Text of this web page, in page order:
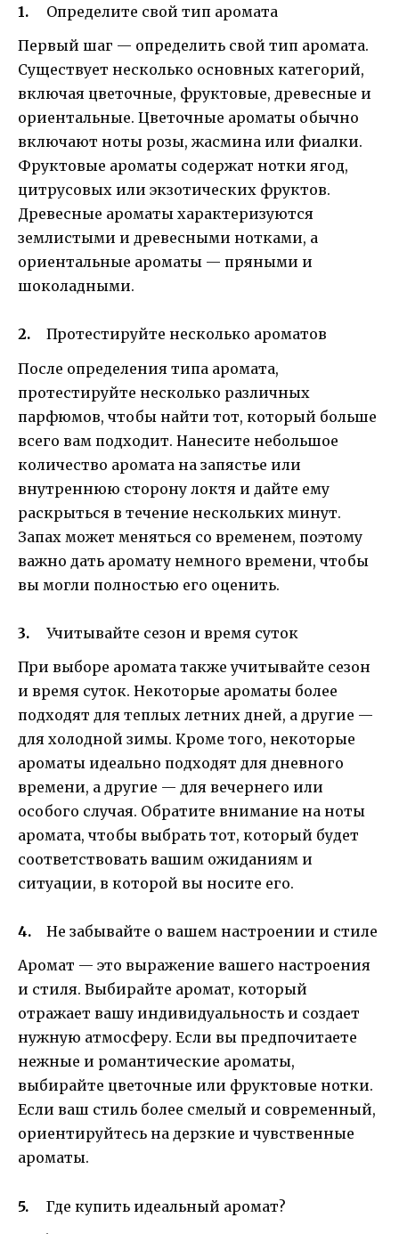
Определите свой тип аромата
Первый шаг — определить свой тип аромата.
Существует несколько основных категорий,
включая цветочные, фруктовые, древесные и
ориентальные. Цветочные ароматы обычно
включают ноты розы, жасмина или фиалки.
Фруктовые ароматы содержат нотки ягод,
цитрусовых или экзотических фруктов.
Древесные ароматы характеризуются
землистыми и древесными нотками, а
ориентальные ароматы — пряными и
шоколадными.
Протестируйте несколько ароматов
После определения типа аромата,
протестируйте несколько различных
парфюмов, чтобы найти тот, который больше
всего вам подходит. Нанесите небольшое
количество аромата на запястье или
внутреннюю сторону локтя и дайте ему
раскрыться в течение нескольких минут.
Запах может меняться со временем, поэтому
важно дать аромату немного времени, чтобы
вы могли полностью его оценить.
Учитывайте сезон и время суток
При выборе аромата также учитывайте сезон
и время суток. Некоторые ароматы более
подходят для теплых летних дней, а другие —
для холодной зимы. Кроме того, некоторые
ароматы идеально подходят для дневного
времени, а другие — для вечернего или
особого случая. Обратите внимание на ноты
аромата, чтобы выбрать тот, который будет
соответствовать вашим ожиданиям и
ситуации, в которой вы носите его.
Не забывайте о вашем настроении и стиле
Аромат — это выражение вашего настроения
и стиля. Выбирайте аромат, который
отражает вашу индивидуальность и создает
нужную атмосферу. Если вы предпочитаете
нежные и романтические ароматы,
выбирайте цветочные или фруктовые нотки.
Если ваш стиль более смелый и современный,
ориентируйтесь на дерзкие и чувственные
ароматы.
Где купить идеальный аромат?